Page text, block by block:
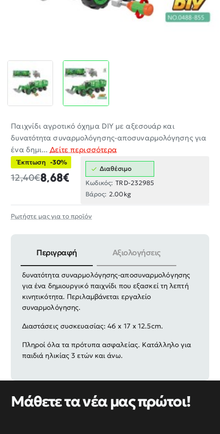
Παιχνίδι αγροτικό όχημα DIY με αξεσουάρ και
δυνατότητα συναρμολόγησης-αποσυναρμολόγησης για
ένα δημι... Δείτε περισσότερα
Έκπτωση -30%
8,68€
12,40€
Διαθέσιμο
Κωδικός: TRD-232985
Βάρος: 2.00kg
Ρωτήστε μας για το προϊόν
Περιγραφή Αξιολογήσεις
Παιχνίδι αγροτικό όχημα DIY με αξεσουάρ και
δυνατότητα συναρμολόγησης-αποσυναρμολόγησης
για ένα δημιουργικό παιχνίδι που εξασκεί τη λεπτή
κινητικότητα. Περιλαμβάνεται εργαλείο
συναρμολόγησης.
Διαστάσεις συσκευασίας: 46 x 17 x 12.5cm.
Πληροί όλα τα πρότυπα ασφαλείας. Κατάλληλο για
παιδιά ηλικίας 3 ετών και άνω.
Μάθετε τα νέα μας πρώτοι!